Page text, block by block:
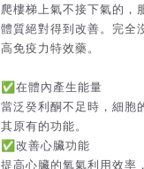
爬樓梯上氣不接下氣的，
體質絕對得到改善。完全
高免疫力特效藥。
✅在體內產生能量
當泛癸利酮不足時，細胞
其原有的功能。
✅改善心臟功能
提高心臟的氧氣利用效率